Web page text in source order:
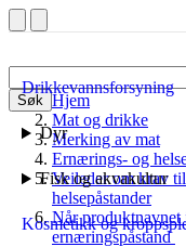
Søk
Drikkevannsforsyning
Dyr
Fisk og akvakultur
Kosmetikk og
Hjem
Mat og drikke
Merking av mat
Ernærings- og
Veileder om krav
helsepåstander
Når produktnavnet
ernæringspåstand